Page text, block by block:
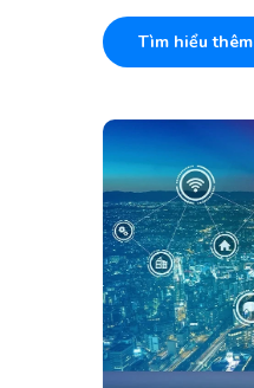
Tìm hiểu thêm